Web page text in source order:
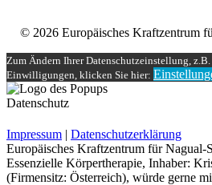
© 2026 Europäisches Kraftzentrum
Zum Ändern Ihrer Datenschutzeinstellung,
Einwilligungen, klicken Sie hier:
Datenschutz
Impressum | Datenschutzerklärung
Europäisches Kraftzentrum für Nagual-
Essenzielle Körpertherapie, Inhaber:
(Firmensitz: Österreich), würde gerne